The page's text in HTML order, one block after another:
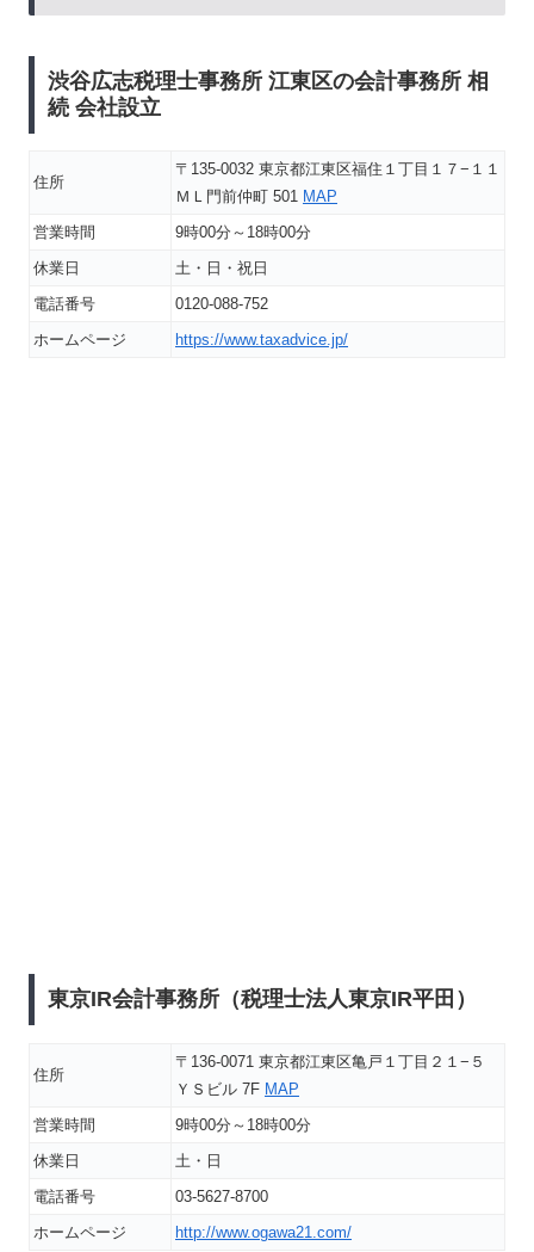
渋谷広志税理士事務所 江東区の会計事務所 相
続 会社設立
住所
〒135-0032 東京都江東区福住１丁目１７−１１
ＭＬ門前仲町 501 MAP
営業時間
9時00分～18時00分
休業日
土・日・祝日
電話番号
0120-088-752
ホームページ
https://www.taxadvice.jp/
東京IR会計事務所（税理士法人東京IR平田）
住所
〒136-0071 東京都江東区亀戸１丁目２１−５
ＹＳビル 7F MAP
営業時間
9時00分～18時00分
休業日
土・日
電話番号
03-5627-8700
ホームページ
http://www.ogawa21.com/